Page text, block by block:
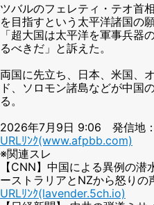
ツバルのフェレティ・テオ首
を目指すという太平洋諸国の
「超大国は太平洋を軍事兵器
るべきだ」と訴えた。
両国に先立ち、日本、米国、
ド、ソロモン諸島などが中国
る。
2026年7月9日 9:06 発信地
URLﾘﾝｸ(www.afpbb.com)
※関連スレ
【CNN】中国による異例の
ーストラリアとNZから怒り
URLﾘﾝｸ(lavender.5ch.io)